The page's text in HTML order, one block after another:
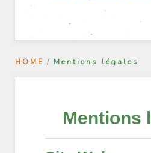
HOME Mentions légales
Mentions